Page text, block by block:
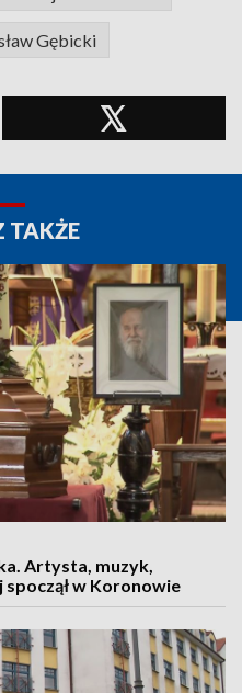
Gębicki
TAKŻE
Artysta, muzyk,
w Koronowie